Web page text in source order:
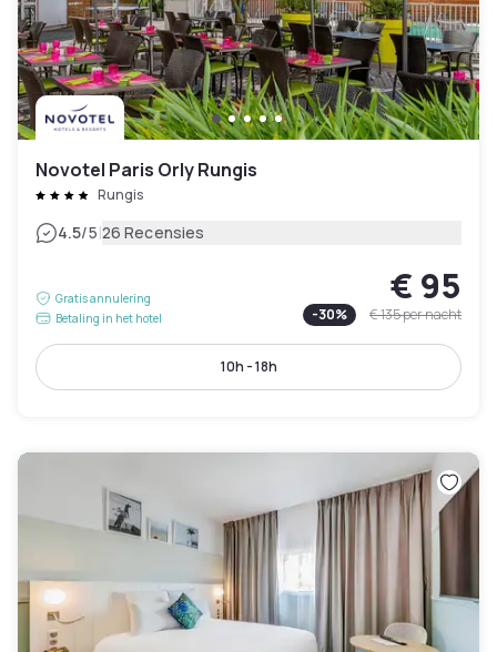
Novotel Paris Orly Rungis
Rungis
4.5/5|26 Recensies
Gratis annulering
Betaling in het hotel
€ 95
-30% € 135per nacht
10h - 18h